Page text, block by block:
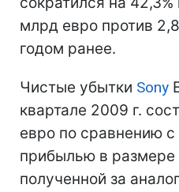
млрд евро против
годом ранее.
Чистые убытки Sony
квартале 2009 г.
евро по сравнению с
прибылью в размере
полученной за